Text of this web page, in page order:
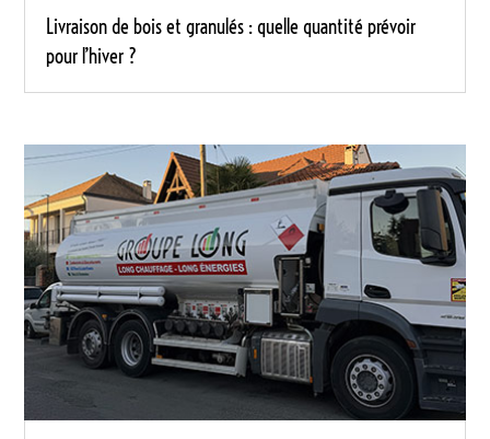
Livraison de bois et granulés : quelle quantité prévoir
pour l’hiver ?